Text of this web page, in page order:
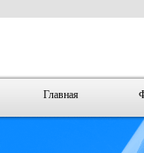
Главная